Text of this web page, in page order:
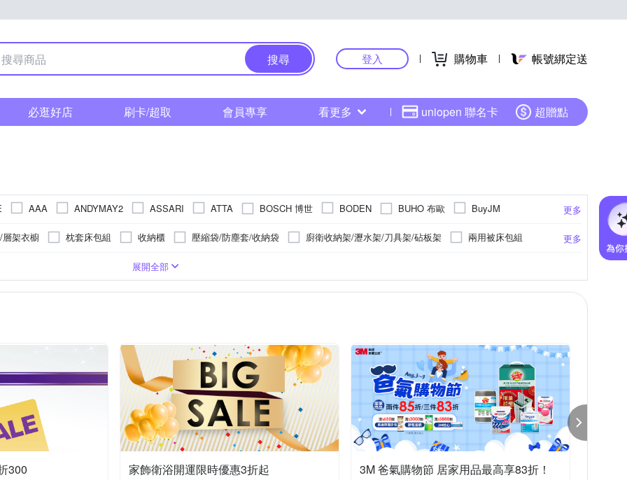
搜尋 登入 購物車 帳號綁定送
必逛好店 刷卡/超取 會員專享 看更多 uniopen 聯名卡 超贈點
更多
AAA ANDYMAY2 ASSARI ATTA BOSCH 博世 BODEN BUHO 布歐
BuyJM
舞光
dayneeds 日需百備 DUYAN 竹漾 Everlight 億光 E-home E家工廠
FL 生活+
MORINO 摩力諾
MAKITA 牧田 MINE 家居 Mr.Box MUNA 家居 Ogula 小倉
ONE HOUSE
時尚屋 荷生活
更多
架衣櫥 枕套床包組 收納櫃 壓縮袋/防塵套/收納袋 廚衛收納架/瀝水架/刀具架/砧板架
兩用被床包組
掛勾/門把
被套床包組
枕套/枕巾 茶几/邊桌/和室桌 鞋櫃 置物櫃 衣櫃 記憶枕
玄關/門墊
收納袋 毛巾
天絲 精梳棉
六層以上
單人3.5尺
24.5cm 25cm
展開全部
300 家飾衛浴開運限時優惠3折起 3M 爸氣購物節 居家用品最高享83折！